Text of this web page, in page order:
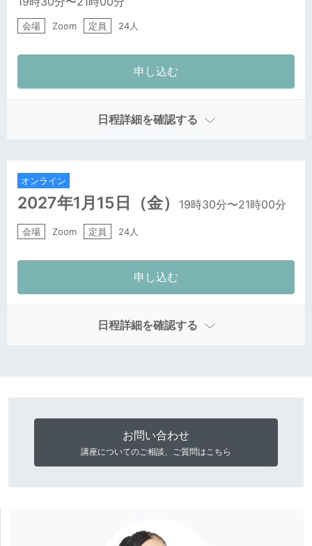
会場 Zoom 定員 24人
日程詳細を確認する
オンライン
2027年1月15日 （金） 19時30分〜21時00分
会場 Zoom 定員 24人
日程詳細を確認する
お問い合わせ
講座についてのご相談、ご質問はこちら